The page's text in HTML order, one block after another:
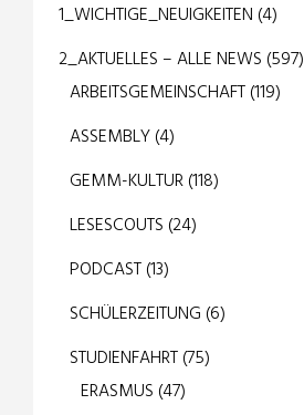
1_WICHTIGE_NEUIGKEITEN (4)
2_AKTUELLES – ALLE NEWS (597)
ARBEITSGEMEINSCHAFT(119)
ASSEMBLY(4)
GEMM-KULTUR(118)
LESESCOUTS (24)
PODCAST(13)
SCHÜLERZEITUNG (6)
STUDIENFAHRT(75)
ERASMUS (47)